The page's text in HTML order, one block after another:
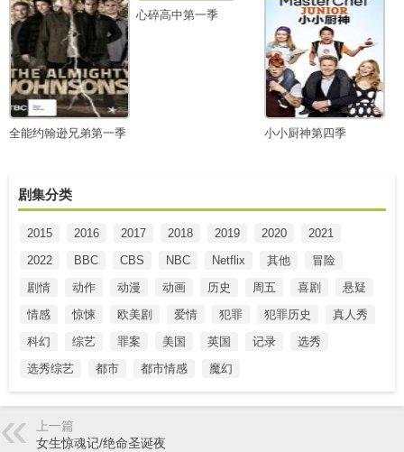
全能约翰逊兄弟第一季
心碎高中第一季
小小厨神第四季
剧集分类
2015 2016 2017 2018 2019 2020
2021
2022
BBC CBS NBC Netflix 其他
冒险
剧情
动作 动漫 动画 历史 周五 喜剧
悬疑
情感
惊悚 欧美剧 爱情 犯罪 犯罪历史
真人秀
科幻
综艺 罪案 美国 英国 记录
选秀
选秀综艺
都市 都市情感 魔幻
上一篇
女生惊魂记/绝命圣诞夜